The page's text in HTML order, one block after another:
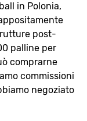
in Polonia,
post-
palline per
comprarne
commissioni
negoziato